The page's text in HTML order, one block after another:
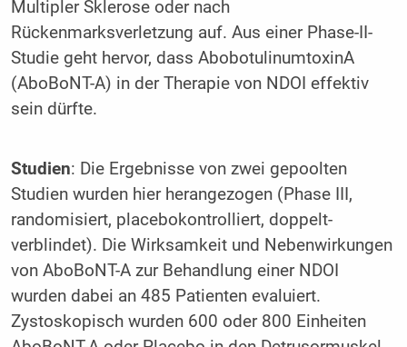
Multipler Sklerose oder nach
Rückenmarksverletzung auf. Aus einer Phase-II-
Studie geht hervor, dass AbobotulinumtoxinA
(AboBoNT-A) in der Therapie von NDOI effektiv
sein dürfte.
Studien: Die Ergebnisse von zwei gepoolten
Studien wurden hier herangezogen (Phase III,
randomisiert, placebokontrolliert, doppelt-
verblindet). Die Wirksamkeit und Nebenwirkungen
von AboBoNT-A zur Behandlung einer NDOI
wurden dabei an 485 Patienten evaluiert.
Zystoskopisch wurden 600 oder 800 Einheiten